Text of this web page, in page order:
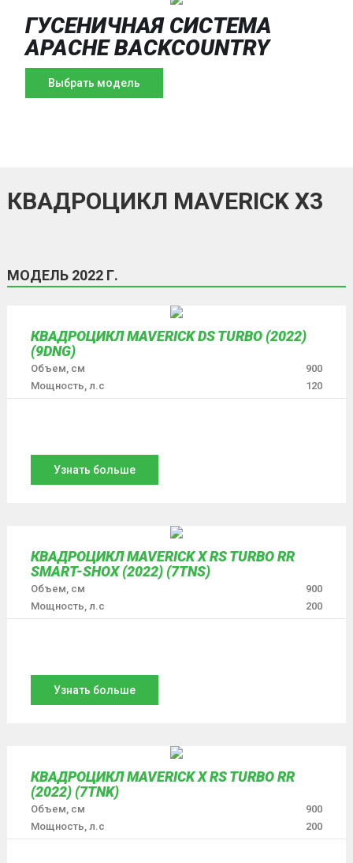
ГУСЕНИЧНАЯ СИСТЕМА
APACHE BACKCOUNTRY
Выбрать модель
КВАДРОЦИКЛ MAVERICK X3
МОДЕЛЬ 2022 Г.
КВАДРОЦИКЛ MAVERICK DS TURBO (2022)
(9DNG)
Объем, см
900
Мощность, л.с
120
Узнать больше
КВАДРОЦИКЛ MAVERICK X RS TURBO RR
SMART-SHOX (2022) (7TNS)
Объем, см
900
Мощность, л.с
200
Узнать больше
КВАДРОЦИКЛ MAVERICK X RS TURBO RR
(2022) (7TNK)
Объем, см
900
Мощность, л.с
200